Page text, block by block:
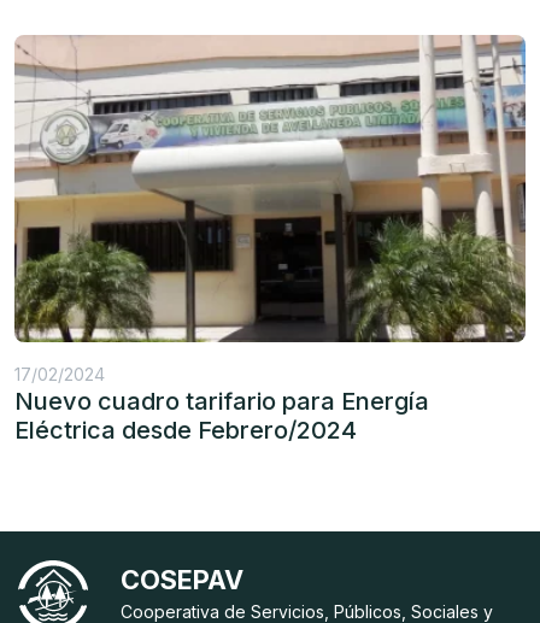
17/02/2024
Nuevo cuadro tarifario para Energía
Eléctrica desde Febrero/2024
COSEPAV
Cooperativa de Servicios, Públicos, Sociales y